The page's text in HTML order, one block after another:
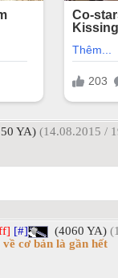
YA) (14.08.2015 /
[#] (4060 YA)
cơ bản là gần hết